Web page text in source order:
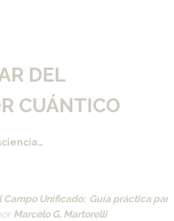
DEL
CUÁNTICO
Unificado:  Guía práctica para
Marcelo G. Martorelli